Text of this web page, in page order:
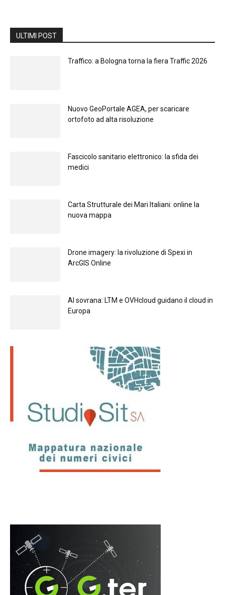
ULTIMI POST
Traffico: a Bologna torna la fiera Traffic 2026
Nuovo GeoPortale AGEA, per scaricare
ortofoto ad alta risoluzione
Fascicolo sanitario elettronico: la sfida dei
medici
Carta Strutturale dei Mari Italiani: online la
nuova mappa
Drone imagery: la rivoluzione di Spexi in
ArcGIS Online
Al sovrana: LTM е OVHcloud guidano il cloud in
Europа